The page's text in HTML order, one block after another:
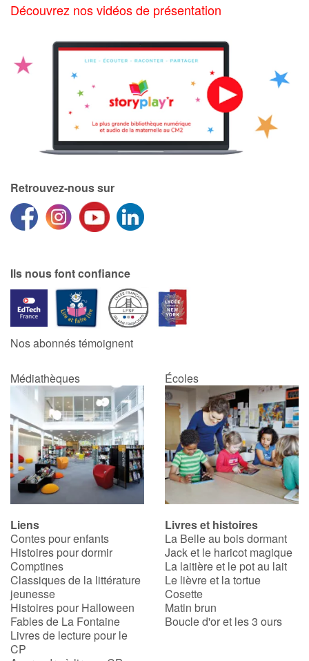
Découvrez nos vidéos de présentation
Retrouvez-nous sur
Ils nous font confiance
Nos abonnés témoignent
Médiathèques Écoles
Liens
Contes pour enfants
Histoires pour dormir
Comptines
Classiques de la littérature
jeunesse
Histoires pour Halloween
Fables de La Fontaine
Livres de lecture pour le
CP
Livres et histoires
La Belle au bois dormant
Jack et le haricot magique
La laitière et le pot au lait
Le lièvre et la tortue
Cosette
Matin brun
Boucle d'or et les 3 ours